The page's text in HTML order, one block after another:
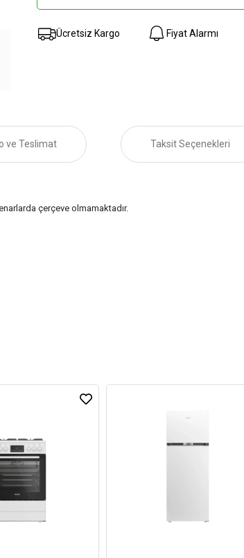
Ücretsiz Kargo Fiyat Alarmı
ve Teslimat Taksit Seçenekleri
çerçeve olmamaktadır.